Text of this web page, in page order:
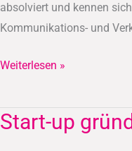
absolviert und kennen
Kommunikations- und
Weiterlesen »
Start-up
Start-